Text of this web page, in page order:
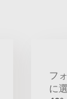
フ
に